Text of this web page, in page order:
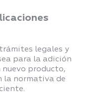
s
legales y
para la adición
nuevo producto,
la normativa de